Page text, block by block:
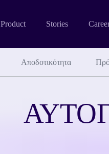
Product Stories
Αποδοτικότητα